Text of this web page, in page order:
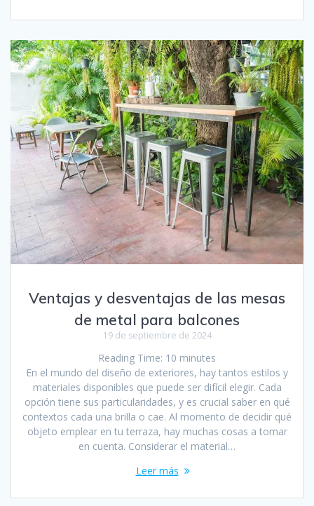
Ventajas y desventajas de las mesas
de metal para balcones
19 de septiembre de 2024
Reading Time: 10 minutes
En el mundo del diseño de exteriores, hay tantos estilos y
materiales disponibles que puede ser difícil elegir. Cada
opción tiene sus particularidades, y es crucial saber en qué
contextos cada una brilla o cae. Al momento de decidir qué
objeto emplear en tu terraza, hay muchas cosas a tomar
en cuenta. Considerar el material…
Leer más